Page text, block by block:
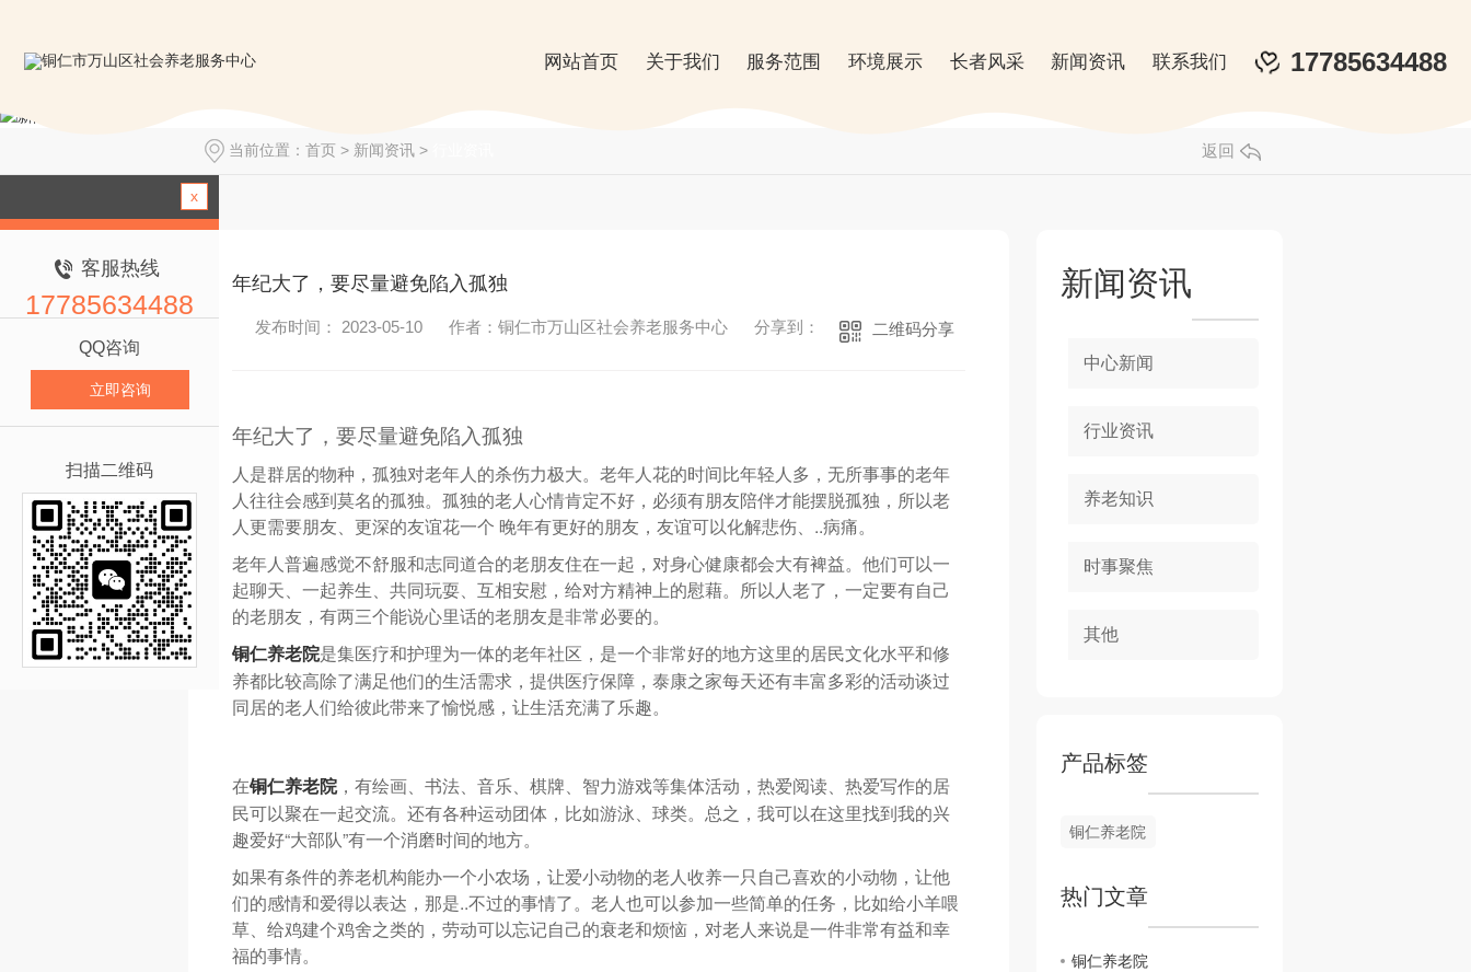
网站首页 关于我们 服务范围 环境展示 长者风采 新闻资讯 联系我们 17785634488
当前位置： 首页 > 新闻资讯 > 返回
年纪大了，要尽量避免陷入孤独
发布时间： 2023-05-10 作者：铜仁市万山区社会养老服务中心 分享到： 二维码分享
年纪大了，要尽量避免陷入孤独
人是群居的物种，孤独对老年人的杀伤力极大。老年人花的时间比年轻人多，无所事事的老年
人往往会感到莫名的孤独。孤独的老人心情肯定不好，必须有朋友陪伴才能摆脱孤独，所以老
人更需要朋友、更深的友谊花一个 晚年有更好的朋友，友谊可以化解悲伤、..病痛。
老年人普遍感觉不舒服和志同道合的老朋友住在一起，对身心健康都会大有裨益。他们可以一
起聊天、一起养生、共同玩耍、互相安慰，给对方精神上的慰藉。所以人老了，一定要有自己
的老朋友，有两三个能说心里话的老朋友是非常必要的。
铜仁养老院是集医疗和护理为一体的老年社区，是一个非常好的地方这里的居民文化水平和修
养都比较高除了满足他们的生活需求，提供医疗保障，泰康之家每天还有丰富多彩的活动谈过
同居的老人们给彼此带来了愉悦感，让生活充满了乐趣。
在铜仁养老院，有绘画、书法、音乐、棋牌、智力游戏等集体活动，热爱阅读、热爱写作的居
民可以聚在一起交流。还有各种运动团体，比如游泳、球类。总之，我可以在这里找到我的兴
趣爱好“大部队”有一个消磨时间的地方。
如果有条件的养老机构能办一个小农场，让爱小动物的老人收养一只自己喜欢的小动物，让他
们的感情和爱得以表达，那是..不过的事情了。老人也可以参加一些简单的任务，比如给小羊喂
草、给鸡建个鸡舍之类的，劳动可以忘记自己的衰老和烦恼，对老人来说是一件非常有益和幸
福的事情。
新闻资讯
中心新闻
行业资讯
养老知识
时事聚焦
其他
产品标签
铜仁养老院
热门文章
铜仁养老院
x
客服热线
17785634488
QQ咨询
立即咨询
扫描二维码